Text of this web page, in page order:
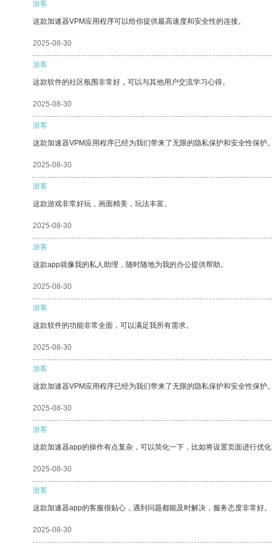
游客
这款加速器VPM应用程序可以给你提供最高速度和安全性的连接。
2025-08-30
游客
这款软件的社区氛围非常好，可以与其他用户交流学习心得。
2025-08-30
游客
这款加速器VPM应用程序已经为我们带来了无限的隐私保护和安全性保护
2025-08-30
游客
这款游戏非常好玩，画面精美，玩法丰富。
2025-08-30
游客
这款app就像我的私人助理，随时随地为我的办公提供帮助。
2025-08-30
游客
这款软件的功能非常全面，可以满足我所有需求。
2025-08-30
游客
这款加速器VPM应用程序已经为我们带来了无限的隐私保护和安全性保护
2025-08-30
游客
这款加速器app的操作有点复杂，可以简化一下，比如将设置页面进行优
2025-08-30
游客
这款加速器app的客服很贴心，遇到问题都能及时解决，服务态度非常好。
2025-08-30